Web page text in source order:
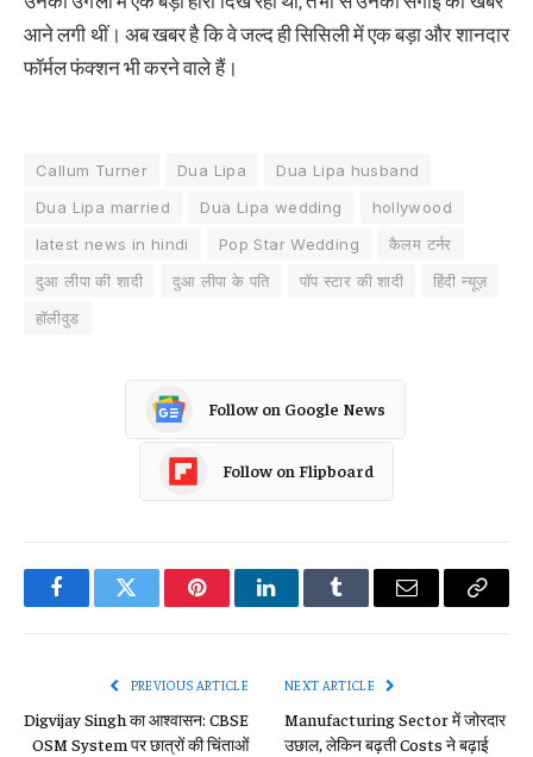
आने लगी थीं। अब खबर है कि वे जल्द ही सिसिली में एक बड़ा और शानदार
फॉर्मल फंक्शन भी करने वाले हैं।
Callum Turner Dua Lipa
Dua Lipa husband
Dua Lipa married
Dua Lipa wedding
hollywood
latest news in hindi
Pop Star Wedding
कैलम टर्नर
दुआ लीपा की शादी
दुआ लीपा के पति पॉप स्टार की शादी
हिंदी न्यूज़
हॉलीवुड
Follow on Google News
Follow on Flipboard
FacebookTwitter PinterestLinkedInTumblr Email
Copy
PREVIOUS ARTICLE
Digvijay Singh का आश्वासन: CBSE
OSM System पर छात्रों की चिंताओं
NEXT ARTICLE
Manufacturing Sector में जोरदार
उछाल, लेकिन बढ़ती Costs ने बढ़ाई